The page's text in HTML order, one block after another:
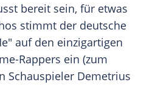
bereit sein, für etwas
stimmt der deutsche
auf den einzigartigen
Rappers ein (zum
Schauspieler Demetrius